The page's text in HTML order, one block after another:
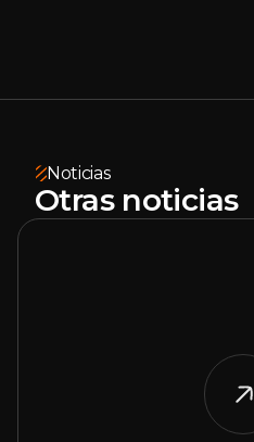
Noticias
Otras noticias